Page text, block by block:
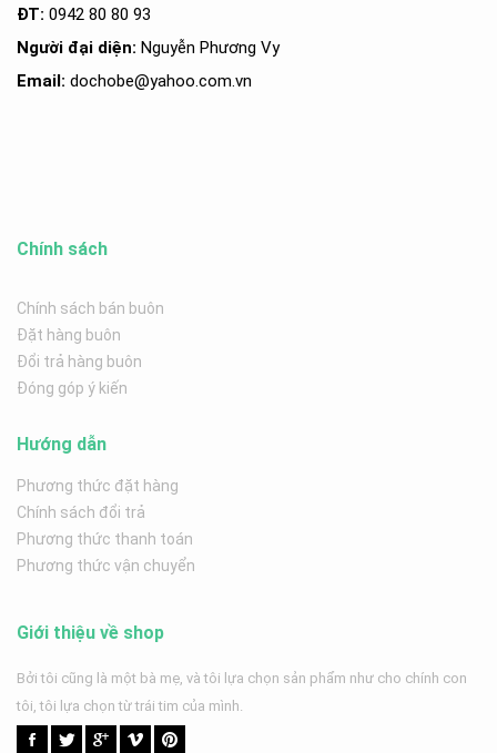
ĐT: 0942 80 80 93
Người đại diện: Nguyễn Phương Vy
Email: dochobe@yahoo.com.vn
Chính sách
Chính sách bán buôn
Đặt hàng buôn
Đổi trả hàng buôn
Đóng góp ý kiến
Hướng dẫn
Phương thức đặt hàng
Chính sách đổi trả
Phương thức thanh toán
Phương thức vận chuyển
Giới thiệu về shop
Bởi tôi cũng là một bà mẹ, và tôi lựa chọn sản phẩm như cho chính con
tôi, tôi lựa chọn từ trái tim của mình.